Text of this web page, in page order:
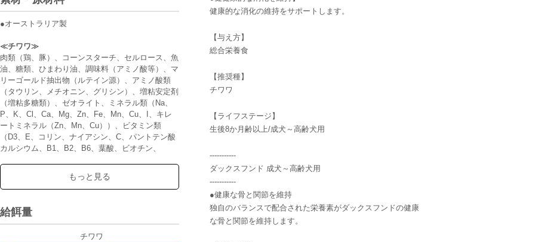
●オーストラリア製
≪チワワ≫
肉類（鶏、豚）、コーンスターチ、セルロース、魚
油、糖類、ひまわり油、調味料（アミノ酸等）、マ
リーゴールド抽出物（ルテイン源）、アミノ酸類
（タウリン、メチオニン、グリシン）、増粘安定剤
（増粘多糖類）、ゼオライト、ミネラル類（Na、
P、K、Cl、Ca、Mg、Zn、Fe、Mn、Cu、I、キレ
ートミネラル（Zn、Mn、Cu））、ビタミン類
（D3、E、コリン、ナイアシン、C、パントテン酸
カルシウム、B1、B2、B6、葉酸、ビオチン、
6.5%以
上
粗脂肪
水分
82%以
カルシウム 0.26%
もっと見る
給餌量
チワワ
健康的な消化の維持をサポートします。
【与え方】
総合栄養食
【推奨種】
チワワ
【ライフステージ】
生後8か月齢以上/成犬～高齢犬用
-----------
ダックスフンド 成犬～高齢犬用
-----------
●健康な骨と関節を維持
独自のバランスで配合された栄養素がダックスフンドの健康
な骨と関節を維持します。